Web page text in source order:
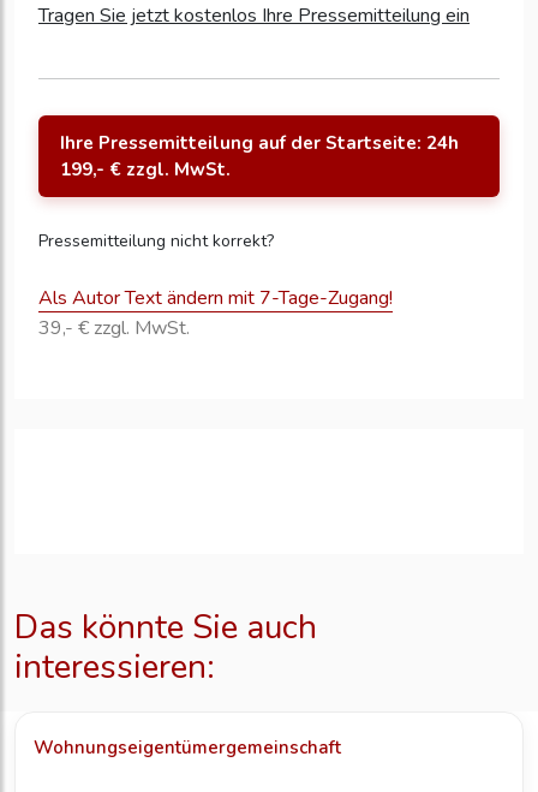
Tragen Sie jetzt kostenlos Ihre Pressemitteilung ein
Ihre Pressemitteilung auf der Startseite: 24h
199,- € zzgl. MwSt.
Pressemitteilung nicht korrekt?
Als Autor Text ändern mit 7-Tage-Zugang!
39,- € zzgl. MwSt.
Das könnte Sie auch
interessieren:
Wohnungseigentümergemeinschaft